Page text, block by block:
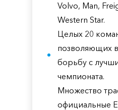
Volvo, Man,
Western Star.
Целых 20
позволяющих
борьбу с
чемпионата.
Множество
официальные